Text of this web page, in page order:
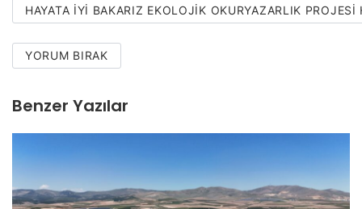
HAYATA İYI BAKARIZ EKOLOJIK OKURYAZARLIK PROJESI
YORUM BIRAK
Benzer Yazılar